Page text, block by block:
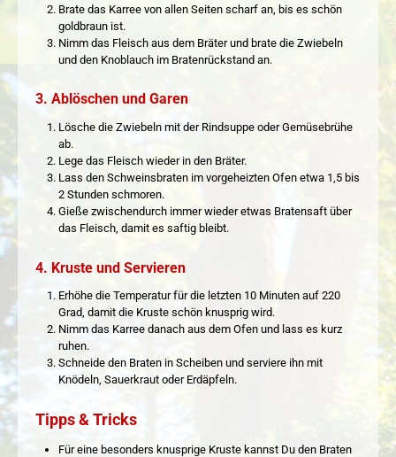
Brate das Karree von allen Seiten scharf an, bis es schön
goldbraun ist.
Nimm das Fleisch aus dem Bräter und brate die Zwiebeln
und den Knoblauch im Bratenrückstand an.
3. Ablöschen und Garen
Lösche die Zwiebeln mit der Rindsuppe oder Gemüsebrühe
ab.
Lege das Fleisch wieder in den Bräter.
Lass den Schweinsbraten im vorgeheizten Ofen etwa 1,5 bis
2 Stunden schmoren.
Gieße zwischendurch immer wieder etwas Bratensaft über
das Fleisch, damit es saftig bleibt.
4. Kruste und Servieren
Erhöhe die Temperatur für die letzten 10 Minuten auf 220
Grad, damit die Kruste schön knusprig wird.
Nimm das Karree danach aus dem Ofen und lass es kurz
ruhen.
Schneide den Braten in Scheiben und serviere ihn mit
Knödeln, Sauerkraut oder Erdäpfeln.
Tipps & Tricks
Für eine besonders knusprige Kruste kannst Du den Braten